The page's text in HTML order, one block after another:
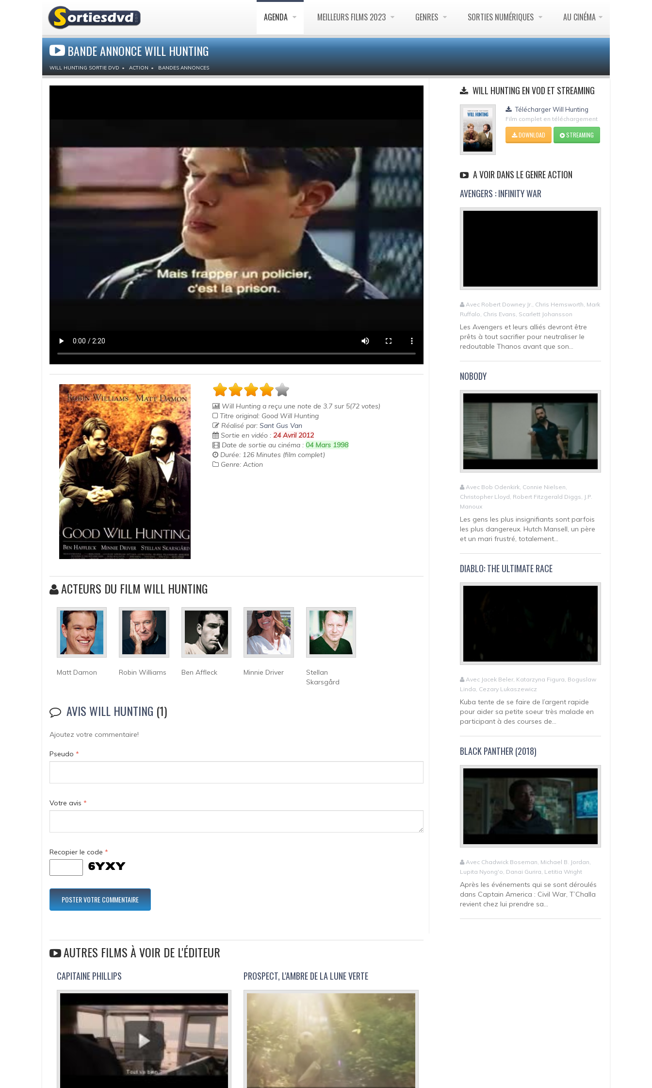
AGENDA MEILLEURS FILMS 2023 GENRES SORTIES NUMÉRIQUES AU CINÉMA
BANDE ANNONCE WILL HUNTING
WILL HUNTING SORTIE DVD ACTION BANDES ANNONCES
Will Hunting a reçu une note de3.7 sur 5(72 votes)
Titre original: Good Will Hunting
Réalisé par:Sant Gus Van
Sortie en vidéo : 24 Avril 2012
Date de sortie au cinéma :04 Mars 1998
Durée: 126 Minutes (film complet)
Genre: Action
ACTEURS DU FILM WILL HUNTING
Matt Damon Robin Williams Ben Affleck Minnie Driver
Stellan
Skarsgård
AVIS WILL HUNTING (1)
Ajoutez votre commentaire!
Pseudo *
Votre avis *
Recopier le code *
AUTRES FILMS À VOIR DE L'ÉDITEUR
CAPITAINE PHILLIPS PROSPECT, L'AMBRE DE LA LUNE VERTE
WILL HUNTING EN VOD ET STREAMING
Télécharger Will Hunting
Film complet en téléchargement
DOWNLOAD STREAMING
A VOIR DANS LE GENRE ACTION
AVENGERS : INFINITY WAR
Avec Robert Downey Jr., Chris Hemsworth, Mark
Ruffalo, Chris Evans, Scarlett Johansson
Les Avengers et leurs alliés devront être
prêts à tout sacrifier pour neutraliser le
redoutable Thanos avant que son...
NOBODY
Avec Bob Odenkirk, Connie Nielsen,
Christopher Lloyd, Robert Fitzgerald Diggs, J.P.
Manoux
Les gens les plus insignifiants sont parfois
les plus dangereux. Hutch Mansell, un père
et un mari frustré, totalement...
DIABLO: THE ULTIMATE RACE
Avec Jacek Beler, Katarzyna Figura, Boguslaw
Linda, Cezary Lukaszewicz
Kuba tente de se faire de l’argent rapide
pour aider sa petite soeur très malade en
participant à des courses de...
BLACK PANTHER (2018)
Avec Chadwick Boseman, Michael B. Jordan,
Lupita Nyong'o, Danai Gurira, Letitia Wright
Après les événements qui se sont déroulés
dans Captain America : Civil War, T’Challa
revient chez lui prendre sa...